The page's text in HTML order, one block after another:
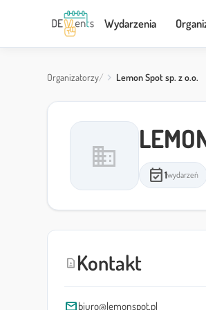
Wydarzenia
Organizatorzy Lemon Spot sp. z o.o.
domain
event_available1wydarzeń
contact_page Kontakt
mailbiuro@lemonspot.pl